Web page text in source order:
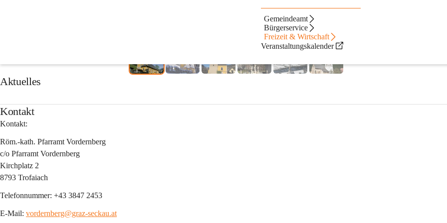
Gemeindeamt
Bürgerservice
Freizeit & Wirtschaft
Veranstaltungskalender
Aktuelles
Kontakt
Kontakt:
Röm.-kath. Pfarramt Vordernberg
c/o Pfarramt Vordernberg
Kirchplatz 2
8793 Trofaiach
Telefonnummer: +43 3847 2453
E-Mail: vordernberg@graz-seckau.at